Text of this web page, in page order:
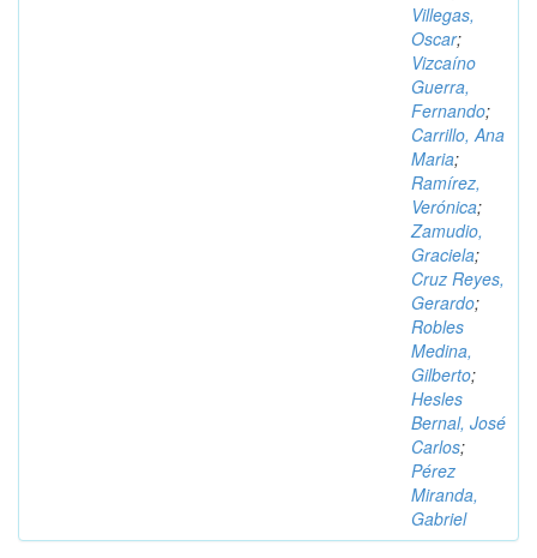
Villegas,
Oscar;
Vizcaíno
Guerra,
Fernando;
Carrillo, Ana
Maria;
Ramírez,
Verónica;
Zamudio,
Graciela;
Cruz Reyes,
Gerardo;
Robles
Medina,
Gilberto;
Hesles
Bernal, José
Carlos;
Pérez
Miranda,
Gabriel